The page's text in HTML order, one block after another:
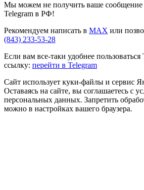
Мы можем не получить ваше сообщение
Telegram в РФ!
Рекомендуем написать в MAX или
(843) 233-53-28
Если вам все-таки удобнее
ссылку: перейти в Telegram
Сайт использует куки-файлы и сервис
Оставаясь на сайте, вы соглашаетесь с
персональных данных. Запретить
можно в настройках вашего браузера.